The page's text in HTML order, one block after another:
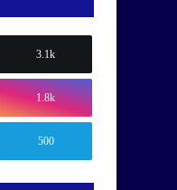
3.1k
1.8k
500